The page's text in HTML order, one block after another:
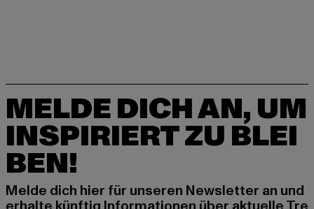
MELDE DICH AN, UM
INSPIRIERT ZU BLEI
BEN!
Melde dich hier für unseren Newsletter an und